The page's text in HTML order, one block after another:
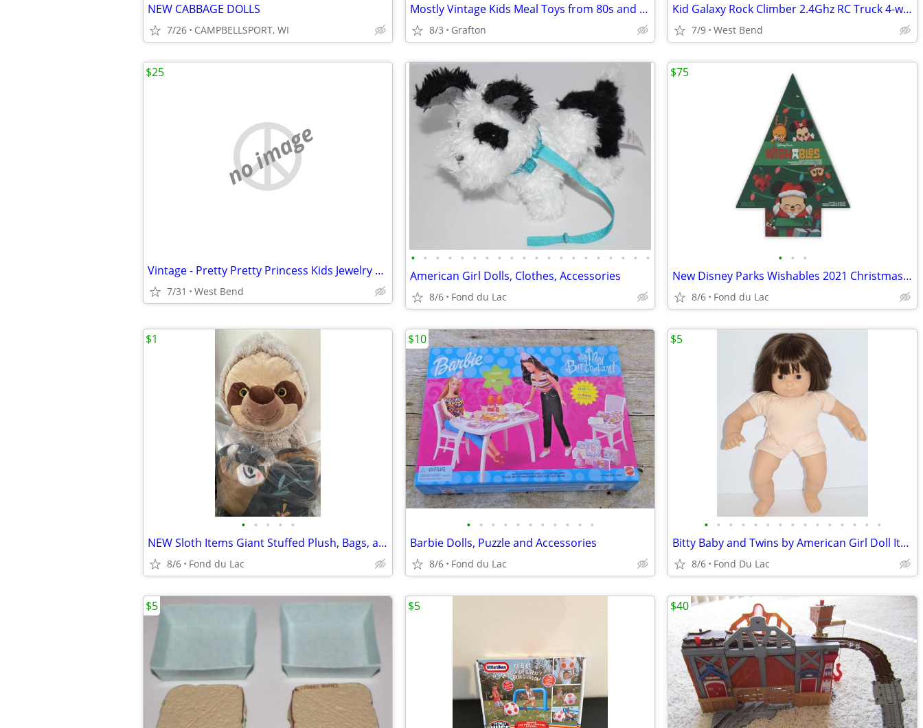
NEW CABBAGE DOLLS
7/26 CAMPBELLSPORT, WI
Mostly Vintage Kids Meal Toys from 80s and 90s Lot
8/3 Grafton
Kid Galaxy Rock Climber 2.4Ghz RC Truck 4-wheel Drive 29"L
7/9 West Bend
no image
Vintage - Pretty Pretty Princess Kids Jewelry Game
7/31 West Bend
$25
• • • • • • • • • • • • • • • • • • • •
American Girl Dolls, Clothes, Accessories
8/6 Fond du Lac
• • •
New Disney Parks Wishables 2021 Christmas Advent Plush Calendar
8/6 Fond du Lac
$75
• • • • •
NEW Sloth Items Giant Stuffed Plush, Bags, and More!
8/6 Fond du Lac
$1
• • • • • • • • • • •
Barbie Dolls, Puzzle and Accessories
8/6 Fond du Lac
$10
• • • • • • • • • • • • • • •
Bitty Baby and Twins by American Girl Doll Items
8/6 Fond Du Lac
$5
$5 $5 $40